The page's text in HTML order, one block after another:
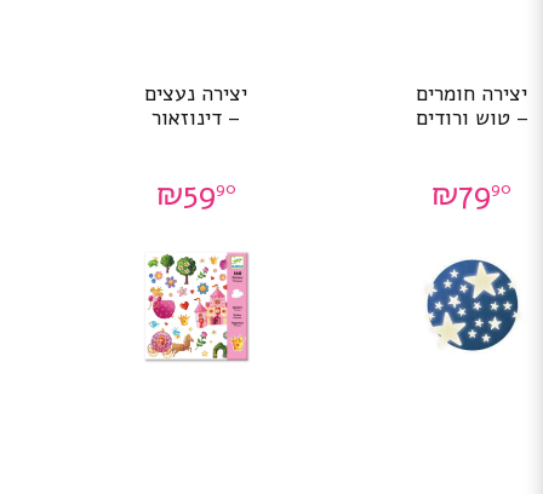
יצירה חומרים
– טוש ורודים
₪7990
יצירה נעצים
– דינוזאור
₪5990